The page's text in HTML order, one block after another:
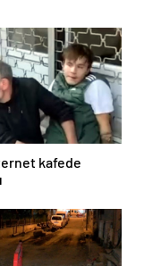
kafede